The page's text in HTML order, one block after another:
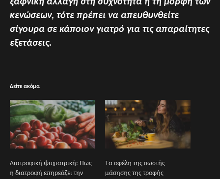
ξαφνική αλλαγή στη συχνότητα ή τη μορφή των
κενώσεων, τότε πρέπει να απευθυνθείτε
σίγουρα σε κάποιον γιατρό για τις απαραίτητες
εξετάσεις.
Δείτε ακόμα
Διατροφική ψυχιατρική: Πως
η διατροφή επηρεάζει την
Τα οφέλη της σωστής
μάσησης της τροφής